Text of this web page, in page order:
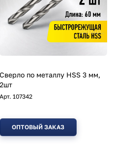
Сверло по металлу HSS 3 мм,
2шт
Арт. 107342
ОПТОВЫЙ ЗАКАЗ